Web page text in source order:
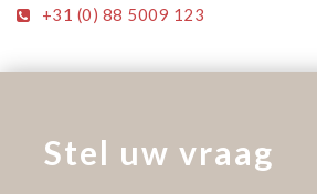
+31 (0) 88 5009 123
Stel uw vraag